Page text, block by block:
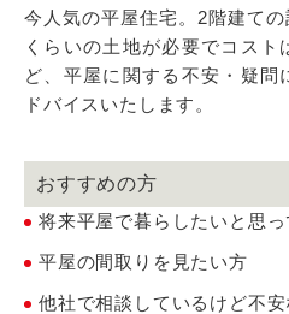
今人気の平屋住宅。2階建て
くらいの土地が必要でコス
ど、平屋に関する不安・疑問
ドバイスいたします。
おすすめの方
将来平屋で暮らしたいと思
平屋の間取りを見たい方
他社で相談しているけど不安